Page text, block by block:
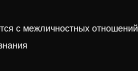
с межличностных отношений